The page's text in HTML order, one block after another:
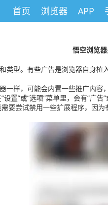
首页 浏览器 APP
悟空浏览
型。有些广告是浏览器自身植
样，可能会内置一些推广内
置”或“选项”菜单里，会有“广
尝试禁用一些扩展程序，因为